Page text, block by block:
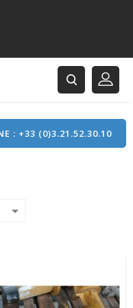
: +33 (0)3.21.52.30.10
